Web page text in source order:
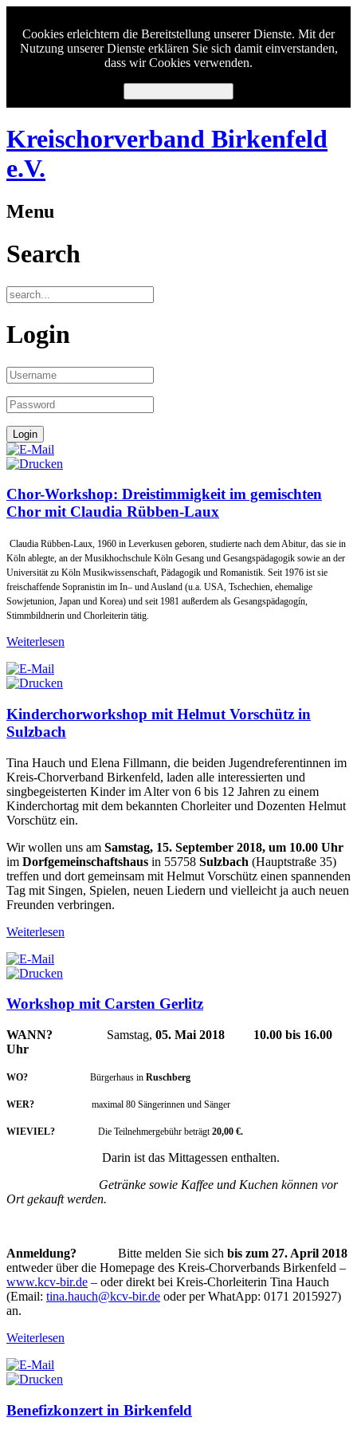
Cookies erleichtern die Bereitstellung unserer Dienste. Mit der
Nutzung unserer Dienste erklären Sie sich damit einverstanden,
dass wir Cookies verwenden.
Kreischorverband Birkenfeld
e.V.
Menu
Search
Login
Chor-Workshop: Dreistimmigkeit im gemischten
Chor mit Claudia Rübben-Laux
Claudia Rübben-Laux, 1960 in Leverkusen geboren, studierte nach dem Abitur, das sie in
Köln ablegte, an der Musikhoch­schule Köln Gesang und Gesangspädagogik sowie an der
Universität zu Köln Musikwissenschaft, Pädagogik und Roma­nistik. Seit 1976 ist sie
freischaffende Sopranistin im In– und Ausland (u.a. USA, Tschechien, ehemalige
Sowjetunion, Ja­pan und Korea) und seit 1981 außerdem als Gesangspädagogín,
Stimmbildnerin und Chorleiterin tätig.
Weiterlesen
Kinderchorworkshop mit Helmut Vorschütz in
Sulzbach
Tina Hauch und Elena Fillmann, die beiden Jugendreferentinnen im
Kreis-Chorverband Birkenfeld, laden alle interessierten und
singbegeisterten Kinder im Alter von 6 bis 12 Jahren zu einem
Kinderchortag mit dem bekannten Chorleiter und Dozenten Helmut
Vorschütz ein.
Wir wollen uns am Samstag, 15. September 2018, um 10.00 Uhr
im Dorfgemeinschaftshaus in 55758 Sulzbach (Hauptstraße 35)
treffen und dort gemeinsam mit Helmut Vorschütz einen spannenden
Tag mit Singen, Spielen, neuen Liedern und vielleicht ja auch neuen
Freunden verbringen.
Weiterlesen
Workshop mit Carsten Gerlitz
WANN? Samstag, 05. Mai 2018
10.00 bis 16.00
Uhr
WO? Bürgerhaus in Ruschberg
WER? maximal 80 Sängerinnen und Sänger
WIEVIEL? Die Teilnehmergebühr beträgt20,00 €.
Darin ist das Mittagessen enthalten.
Getränke sowie Kaffee und Kuchen können vor
Ort gekauft werden.
Anmeldung? Bitte melden Sie sich bis zum 27. April 2018
entweder über die Homepage des Kreis-Chorverbands Birkenfeld –
www.kcv-bir.de – oder direkt bei Kreis-Chorleiterin Tina Hauch
(Email: tina.hauch@kcv-bir.de oder per WhatApp: 0171 2015927)
an.
Weiterlesen
Benefizkonzert in Birkenfeld